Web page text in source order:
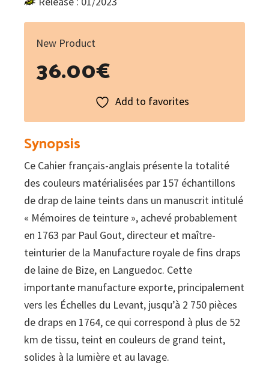
New Product
36.00€
Add to favorites
Synopsis
Ce Cahier français-anglais présente la totalité
des couleurs matérialisées par 157 échantillons
de drap de laine teints dans un manuscrit intitulé
« Mémoires de teinture », achevé probablement
en 1763 par Paul Gout, directeur et maître-
teinturier de la Manufacture royale de fins draps
de laine de Bize, en Languedoc. Cette
importante manufacture exporte, principalement
vers les Échelles du Levant, jusqu’à 2 750 pièces
de draps en 1764, ce qui correspond à plus de 52
km de tissu, teint en couleurs de grand teint,
solides à la lumière et au lavage.